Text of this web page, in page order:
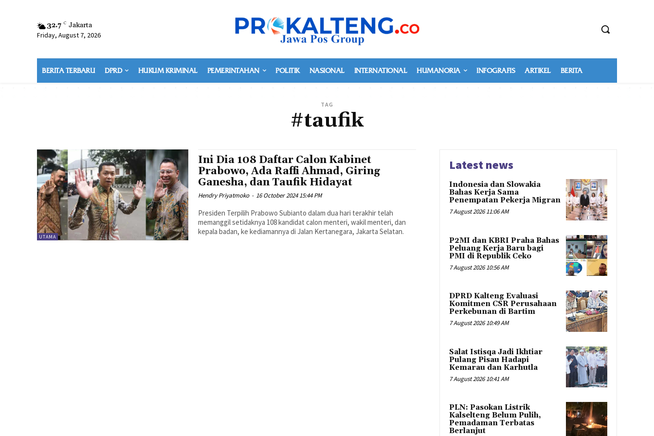
32.7 C Jakarta
Friday, August 7, 2026
BERITA TERBARU DPRD HUKUM KRIMINAL PEMERINTAHAN POLITIK NASIONAL INTERNATIONAL HUMANORIA INFOGRAFIS ARTIKEL BERITA
TAG
#taufik
UTAMA
Ini Dia 108 Daftar Calon Kabinet
Prabowo, Ada Raffi Ahmad, Giring
Ganesha, dan Taufik Hidayat
Hendry Priyatmoko - 16 October 2024 15:44 PM
Presiden Terpilih Prabowo Subianto dalam dua hari terakhir telah
memanggil setidaknya 108 kandidat calon menteri, wakil menteri, dan
kepala badan, ke kediamannya di Jalan Kertanegara, Jakarta Selatan.
Latest news
Indonesia dan Slowakia
Bahas Kerja Sama
Penempatan Pekerja Migran
7 August 2026 11:06 AM
P2MI dan KBRI Praha Bahas
Peluang Kerja Baru bagi
PMI di Republik Ceko
7 August 2026 10:56 AM
DPRD Kalteng Evaluasi
Komitmen CSR Perusahaan
Perkebunan di Bartim
7 August 2026 10:49 AM
Salat Istisqa Jadi Ikhtiar
Pulang Pisau Hadapi
Kemarau dan Karhutla
7 August 2026 10:41 AM
PLN: Pasokan Listrik
Kalselteng Belum Pulih,
Pemadaman Terbatas
Berlanjut